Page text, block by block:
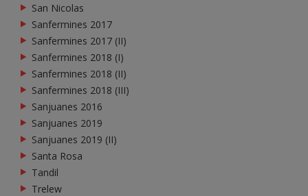
San Nicolas
Sanfermines 2017
Sanfermines 2017 (II)
Sanfermines 2018 (I)
Sanfermines 2018 (II)
Sanfermines 2018 (III)
Sanjuanes 2016
Sanjuanes 2019
Sanjuanes 2019 (II)
Santa Rosa
Tandil
Trelew